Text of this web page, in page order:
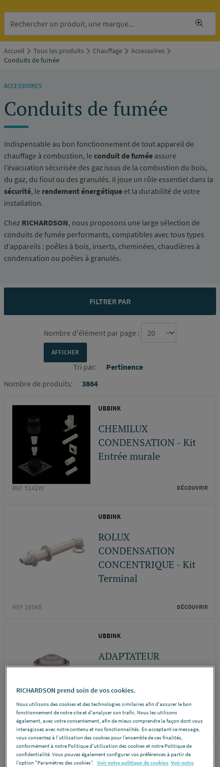
Accueil Tous les produits Chauffage
Accessoires
Conduits de fumée
ACCESSOIRES
Conduits de fumée
Indispensable au bon fonctionnement de tout appareil de
chauffage à combustion, leconduit de fumée assure
l’évacuation sécurisée des gaz issus de la combustion du bois,
du gaz, du fioul ou des granulés. Il joue un rôle essentiel dans la
sécurité, le rendement énergétique et la durabilité de votre
installation.
Chez RICHARDSON, nous proposons une large sélection de
conduits de fumée performants, compatibles avec tous types
d’appareils : poêles à bois, inserts, cheminées, chaudières à
condensation ou poêles à granulés.
FILTRER PAR
Nombre de produits: 3864
Nombre d'élément par page :
Tri par: Pertinence
UBBINK
CHEMILUX
CONDENSATION - Kit
Entrée murale
REF 5142W DÉCOUVRIR
UBBINK
ROLUX
CONDENSATION
CONCENTRIQUE - Kit
Terminal
REF 165KE DÉCOUVRIR
UBBINK
ADAPTATEUR
CHEMILUX
330010 UBBINK...
REF 174RB
UBBINK
RICHARDSON prend soin de vos cookies.
Nous utilisons des cookies et des technologies similaires afin d'assurer le bon
fonctionnement de notre site et d'analyser son trafic. Nous les utilisons
également, avec votre consentement, afin de mieux comprendre la façon dont vous
interagissez avec notre contenu et nos fonctionnalités. En acceptant ce message,
vous consentez à l’utilisation des cookies pour l’ensemble de ces finalités,
conformément à notre Politique d'utilisation des cookies et notre Politique de
confidentialité. Vous pouvez également configurer vos préférences à partir de
l’option "Paramètres des cookies”. Voir notre politique de cookies Voir notre